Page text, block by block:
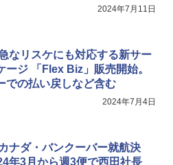
ックコーティング フルクローズ メ
人用 簡単設置 ポップアップテント P
エクルベージュ
ト iimono117 (ブルー)
2024年7月11日
なリスケにも対応する新サー
ージ 「Flex Biz」販売開始。
での払い戻しなど含む
2024年7月4日
ナダ・バンクーバー就航決
年3月から週3便で西田社長